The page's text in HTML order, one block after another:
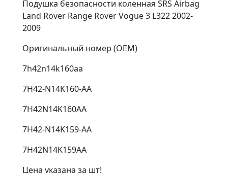
Подушка безопасности коленная SRS Airbag
Land Rover Range Rover Vogue 3 L322 2002-
2009
Оригинальный номер (OEM)
7h42n14k160aa
7H42-N14K160-AA
7H42N14K160AA
7H42-N14K159-AA
7H42N14K159AA
Цена указана за шт!